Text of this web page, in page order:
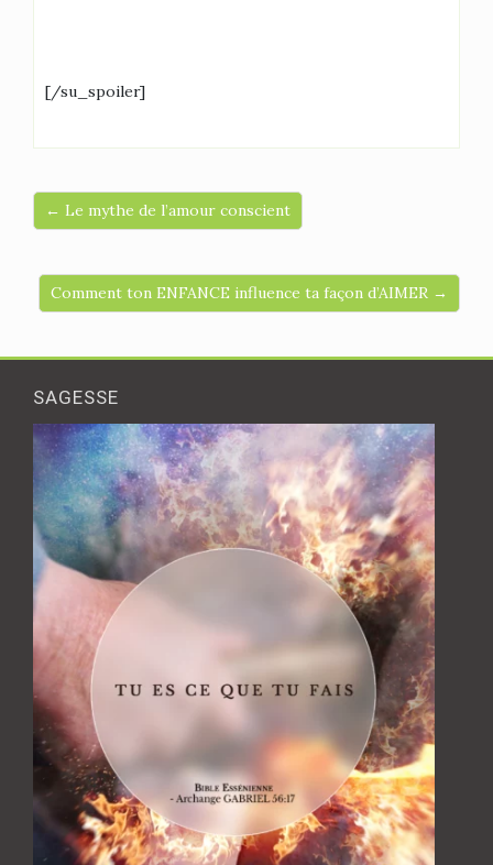
[/su_spoiler]
← Le mythe de l’amour conscient
Comment ton ENFANCE influence ta façon d’AIMER →
SAGESSE